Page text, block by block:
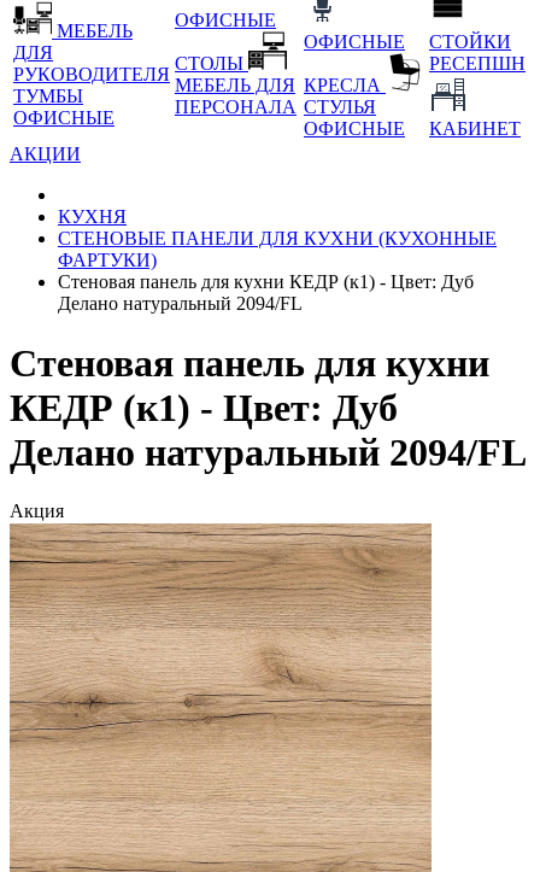
МЕБЕЛЬ
ДЛЯ
РУКОВОДИТЕЛЯ
ТУМБЫ
ОФИСНЫЕ
ОФИСНЫЕ
СТОЛЫ
МЕБЕЛЬ ДЛЯ
ПЕРСОНАЛА
ОФИСНЫЕ
КРЕСЛА
СТУЛЬЯ
ОФИСНЫЕ
СТОЙКИ
РЕСЕПШН
КАБИНЕТ
АКЦИИ
КУХНЯ
СТЕНОВЫЕ ПАНЕЛИ ДЛЯ КУХНИ (КУХОННЫЕ
ФАРТУКИ)
Стеновая панель для кухни КЕДР (к1) - Цвет: Дуб
Делано натуральный 2094/FL
Стеновая панель для кухни
КЕДР (к1) - Цвет: Дуб
Делано натуральный 2094/FL
Акция